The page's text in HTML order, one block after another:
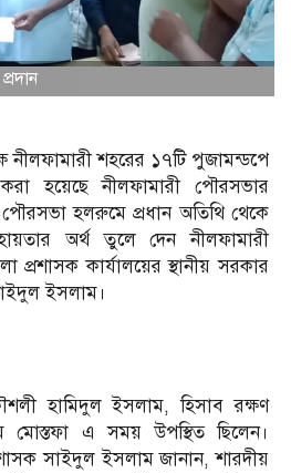
নীলফামারী শহরের ১৭টি পুজামন্ডপে
হয়েছে নীলফামারী পৌরসভার
হলরুমে প্রধান অতিথি থেকে
অর্থ তুলে দেন নীলফামারী
কার্যালয়ের স্থানীয় সরকার
ইসলাম।
হামিদুল ইসলাম, হিসাব রক্ষণ
মোস্তফা এ সময় উপস্থিত ছিলেন।
সাইদুল ইসলাম জানান, শারদীয়